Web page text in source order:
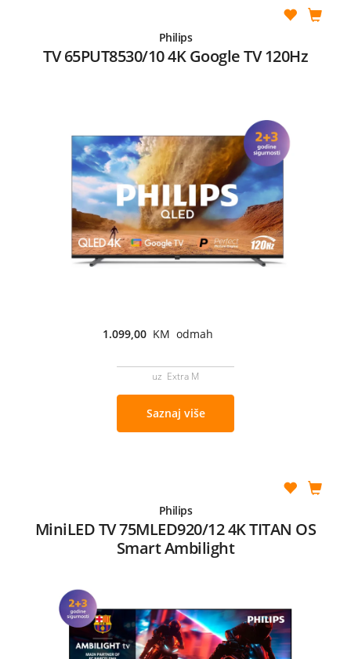
Philips
TV 65PUT8530/10 4K Google TV 120Hz
1.099,00 KM odmah
uz Extra M
Saznaj više
Philips
MiniLED TV 75MLED920/12 4K TITAN OS
Smart Ambilight